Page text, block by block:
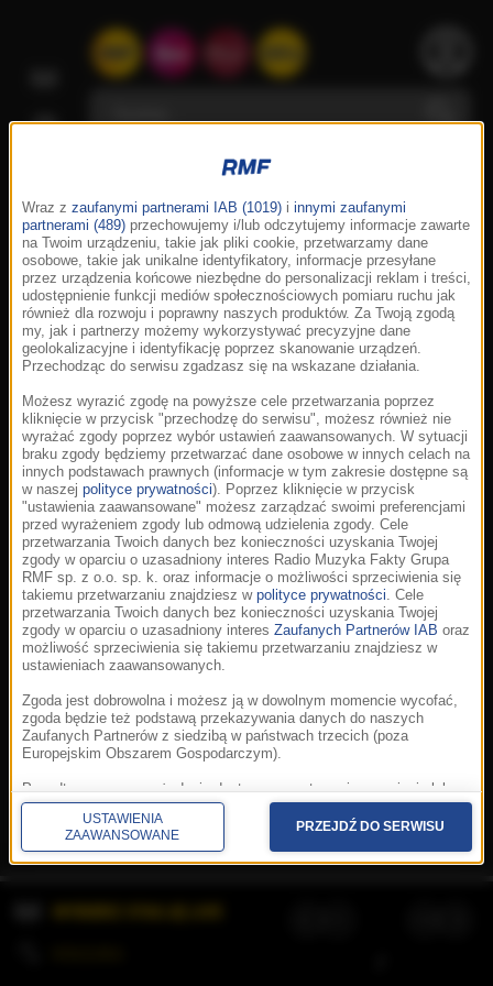
Korzystanie z portalu oznacza akceptację
Prywatność.Aplikacje.© 2026 Radio Muzyka
Fakty Grupa RMF sp. z o.o. sp. k.
Wraz z zaufanymi partnerami IAB (1019) i innymi zaufanymi
partnerami (489) przechowujemy i/lub odczytujemy informacje zawarte
na Twoim urządzeniu, takie jak pliki cookie, przetwarzamy dane
osobowe, takie jak unikalne identyfikatory, informacje przesyłane
przez urządzenia końcowe niezbędne do personalizacji reklam i treści,
udostępnienie funkcji mediów społecznościowych pomiaru ruchu jak
również dla rozwoju i poprawny naszych produktów. Za Twoją zgodą
my, jak i partnerzy możemy wykorzystywać precyzyjne dane
geolokalizacyjne i identyfikację poprzez skanowanie urządzeń.
Przechodząc do serwisu zgadzasz się na wskazane działania.
Możesz wyrazić zgodę na powyższe cele przetwarzania poprzez
kliknięcie w przycisk "przechodzę do serwisu", możesz również nie
wyrażać zgody poprzez wybór ustawień zaawansowanych. W sytuacji
braku zgody będziemy przetwarzać dane osobowe w innych celach na
innych podstawach prawnych (informacje w tym zakresie dostępne są
w naszej polityce prywatności). Poprzez kliknięcie w przycisk
"ustawienia zaawansowane" możesz zarządzać swoimi preferencjami
przed wyrażeniem zgody lub odmową udzielenia zgody. Cele
przetwarzania Twoich danych bez konieczności uzyskania Twojej
zgody w oparciu o uzasadniony interes Radio Muzyka Fakty Grupa
RMF sp. z o.o. sp. k. oraz informacje o możliwości sprzeciwienia się
takiemu przetwarzaniu znajdziesz w polityce prywatności. Cele
przetwarzania Twoich danych bez konieczności uzyskania Twojej
zgody w oparciu o uzasadniony interes Zaufanych Partnerów IAB oraz
możliwość sprzeciwienia się takiemu przetwarzaniu znajdziesz w
ustawieniach zaawansowanych.
Zgoda jest dobrowolna i możesz ją w dowolnym momencie wycofać,
zgoda będzie też podstawą przekazywania danych do naszych
Zaufanych Partnerów z siedzibą w państwach trzecich (poza
Europejskim Obszarem Gospodarczym).
Ponadto masz prawo żądania dostępu, sprostowania, usunięcia lub
ograniczenia przetwarzania danych, a także złożenia skargi do
Prezesa Urzędu Ochrony Danych Osobowych. W polityce prywatności
znajdziesz informacje jak wykonać swoje prawa. Szczegółowe
informacje na temat przetwarzania Twoich danych znajdują się w
USTAWIENIA
ZAAWANSOWANE
PRZEJDŹ DO SERWISU